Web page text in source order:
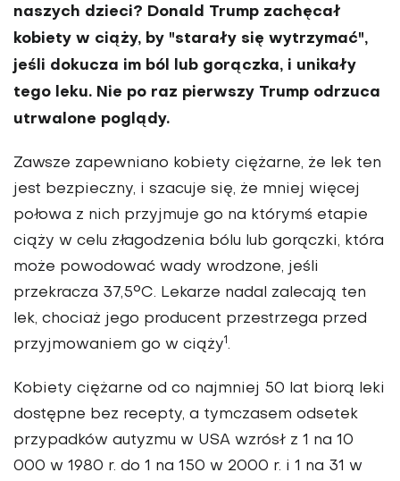
naszych dzieci? Donald Trump zachęcał
kobiety w ciąży, by "starały się wytrzymać",
jeśli dokucza im ból lub gorączka, i unikały
tego leku. Nie po raz pierwszy Trump odrzuca
utrwalone poglądy.
Zawsze zapewniano kobiety ciężarne, że lek ten
jest bezpieczny, i szacuje się, że mniej więcej
połowa z nich przyjmuje go na którymś etapie
ciąży w celu złagodzenia bólu lub gorączki, która
może powodować wady wrodzone, jeśli
przekracza 37,5°C. Lekarze nadal zalecają ten
lek, chociaż jego producent przestrzega przed
przyjmowaniem go w ciąży1.
Kobiety ciężarne od co najmniej 50 lat biorą leki
dostępne bez recepty, a tymczasem odsetek
przypadków autyzmu w USA wzrósł z 1 na 10
000 w 1980 r. do 1 na 150 w 2000 r. i 1 na 31 w